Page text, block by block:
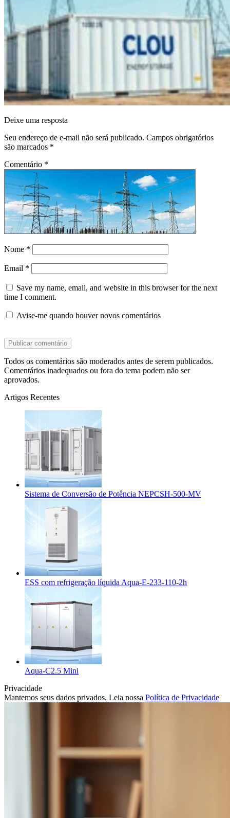
Deixe uma resposta
Seu endereço de e-mail não será publicado. Campos obrigatórios
são marcados *
Comentário *
Nome *
Email *
Save my name, email, and website in this browser for the next
time I comment.
Avise-me quando houver novos comentários
Todos os comentários são moderados antes de serem publicados.
Comentários inadequados ou fora do tema podem não ser
aprovados.
Artigos Recentes
Sistema de Conversão de Potência NEPCSH-500-MV
ESS com refrigeração líquida Aqua-E-233-110-2h
Aqua-C2.5 Mini
Privacidade
Mantemos seus dados privados. Leia nossa Política de Privacidade